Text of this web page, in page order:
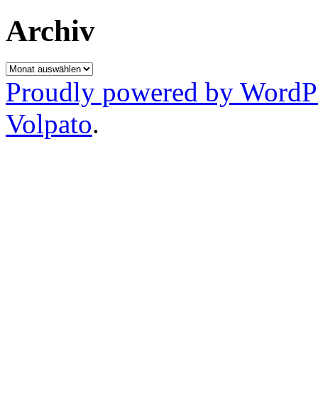
Archiv
Archiv
Proudly powered by
Volpato.